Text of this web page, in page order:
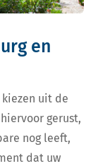
en
uit de
gerust,
nog leeft,
dat uw